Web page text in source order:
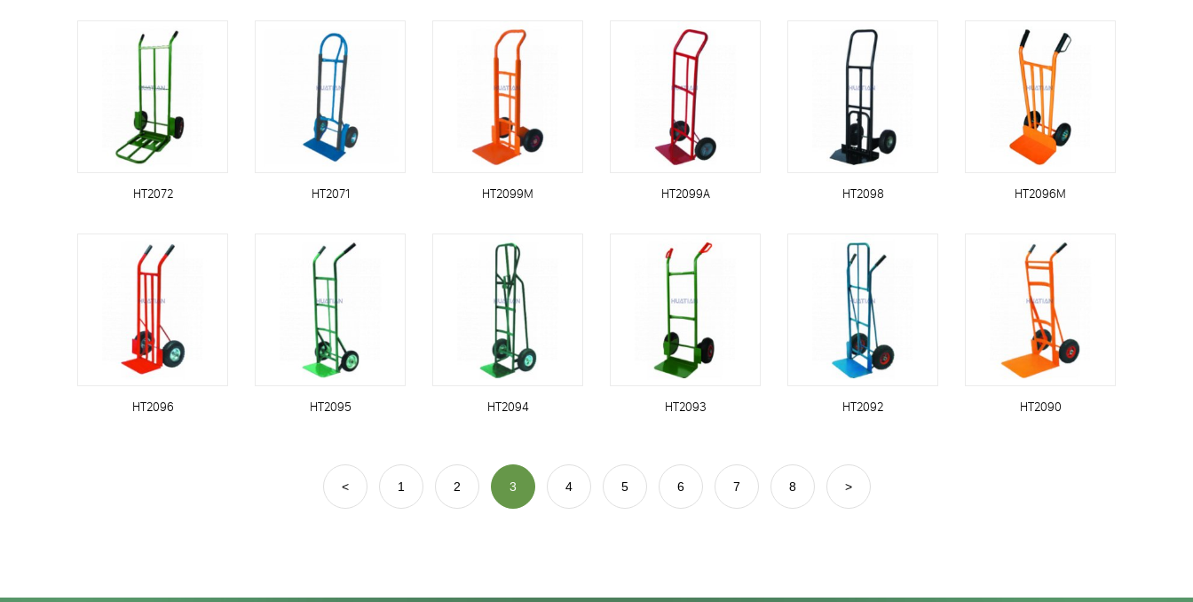
HT2072 HT2071 HT2099M HT2099A HT2098 HT2096M
HT2096 HT2095 HT2094 HT2093 HT2092 HT2090
< 1 2 3 4 5 6 7 8 >